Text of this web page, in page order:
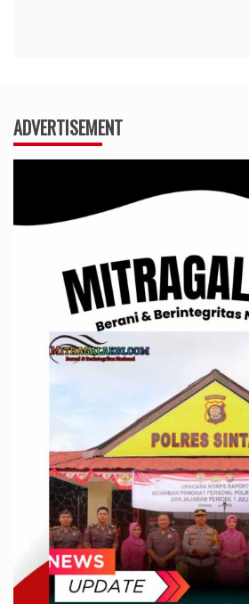
ADVERTISEMENT